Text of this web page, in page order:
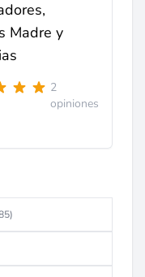
Madre y
2
opiniones